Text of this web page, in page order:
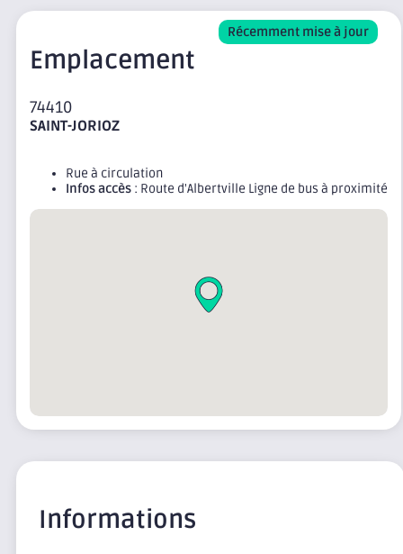
Récemment mise à jour
Emplacement
74410
SAINT-JORIOZ
Rue à circulation
Infos accès : Route d'Albertville Ligne de bus à proximité
Informations